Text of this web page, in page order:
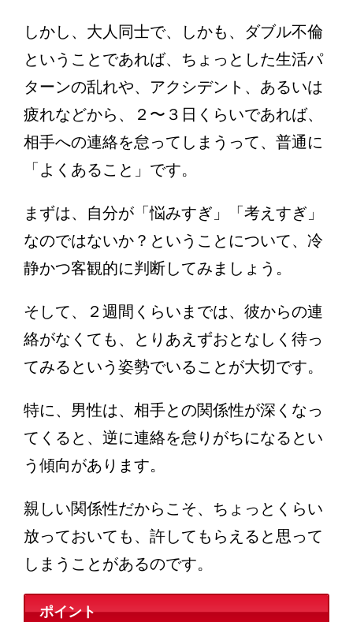
しかし、大人同士で、しかも、ダブル不倫
ということであれば、ちょっとした生活パ
ターンの乱れや、アクシデント、あるいは
疲れなどから、２〜３日くらいであれば、
相手への連絡を怠ってしまうって、普通に
「よくあること」です。
まずは、自分が「悩みすぎ」「考えすぎ」
なのではないか？ということについて、冷
静かつ客観的に判断してみましょう。
そして、２週間くらいまでは、彼からの連
絡がなくても、とりあえずおとなしく待っ
てみるという姿勢でいることが大切です。
特に、男性は、相手との関係性が深くなっ
てくると、逆に連絡を怠りがちになるとい
う傾向があります。
親しい関係性だからこそ、ちょっとくらい
放っておいても、許してもらえると思って
しまうことがあるのです。
ポイント